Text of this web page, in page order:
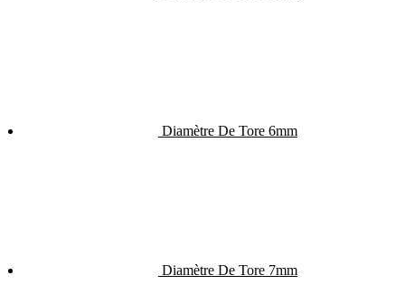
Diamètre De Tore 6mm
Diamètre De Tore 7mm